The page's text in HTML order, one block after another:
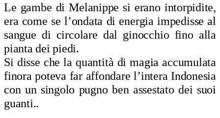
Le gambe di Melanippe si erano intorpidite,
era come se l’ondata di energia impedisse al
sangue di circolare dal ginocchio fino alla
pianta dei piedi.
Si disse che la quantità di magia accumulata
finora poteva far affondare l’intera Indonesia
con un singolo pugno ben assestato dei suoi
guanti..